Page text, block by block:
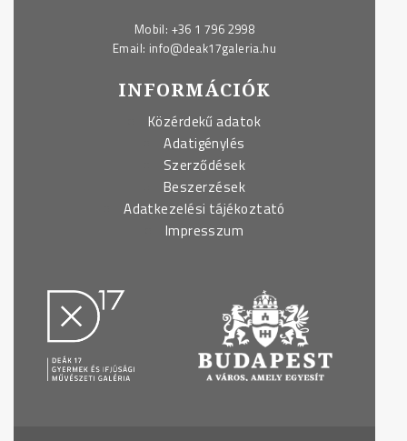
Mobil: +36 1 796 2998
Email: info@deak17galeria.hu
INFORMÁCIÓK
Közérdekű adatok
Adatigénylés
Szerződések
Beszerzések
Adatkezelési tájékoztató
Impresszum